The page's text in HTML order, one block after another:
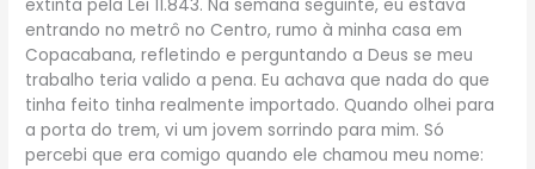
extinta pela Lei 11.843. Na semana seguinte, eu estava
entrando no metrô no Centro, rumo à minha casa em
Copacabana, refletindo e perguntando a Deus se meu
trabalho teria valido a pena. Eu achava que nada do que
tinha feito tinha realmente importado. Quando olhei para
a porta do trem, vi um jovem sorrindo para mim. Só
percebi que era comigo quando ele chamou meu nome: